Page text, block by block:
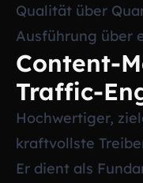
Qualität über
Ausführung über
Content-
Traffic-
Hochwertiger,
kraftvollste
Er dient als